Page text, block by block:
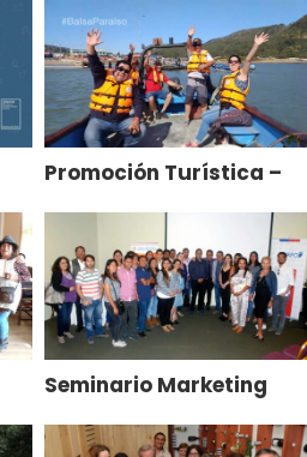
Promoción Turística –
Seminario Marketing
– Iquique